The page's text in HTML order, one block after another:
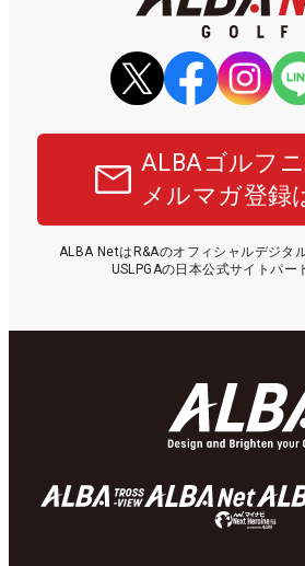
ALBAゴルフ
メルマガ登録
ALBA NetはR&Aのオフィシャルデジタ
USLPGAの日本公式サイトパー